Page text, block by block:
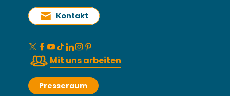
Kontakt
Mit uns arbeiten
Presseraum